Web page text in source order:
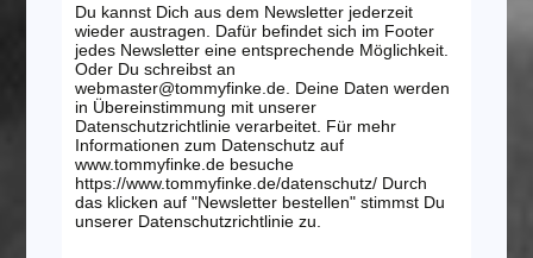
Du kannst Dich aus dem Newsletter jederzeit
wieder austragen. Dafür befindet sich im Footer
jedes Newsletter eine entsprechende Möglichkeit.
Oder Du schreibst an
webmaster@tommyfinke.de. Deine Daten werden
in Übereinstimmung mit unserer
Datenschutzrichtlinie verarbeitet. Für mehr
Informationen zum Datenschutz auf
www.tommyfinke.de besuche
https://www.tommyfinke.de/datenschutz/ Durch
das klicken auf "Newsletter bestellen" stimmst Du
unserer Datenschutzrichtlinie zu.